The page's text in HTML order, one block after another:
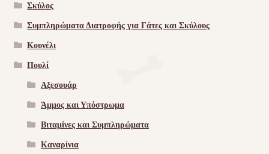
Σκύλος
Συμπληρώματα Διατροφής για Γάτες και Σκύλους
Κουνέλι
Πουλί
Αξεσουάρ
Άμμος και Υπόστρωμα
Βιταμίνες και Συμπληρώματα
Καναρίνια